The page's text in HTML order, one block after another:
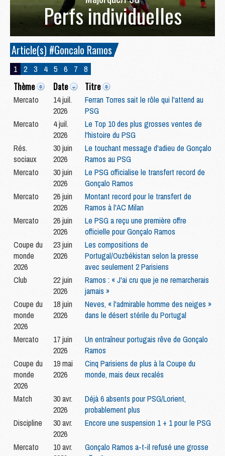
Perfs individuelles
Article(s) #Goncalo Ramos
1 2 3 4 5 6 7 8
Thème Date Titre
Mercato
14 juil.
2026
Ferran Torres sait le rôle qui l'attend au
PSG
Mercato
4 juil.
2026
Le Top 10 des plus grosses ventes de
l'histoire du PSG
Rés.
sociaux
30 juin
2026
Le touchant message d'adieu de Gonçalo
Ramos au PSG
Mercato
30 juin
2026
Le PSG officialise le transfert record de
Gonçalo Ramos
Mercato
26 juin
2026
Montant record pour le transfert de
Ramos à l'AC Milan
Mercato
26 juin
2026
Le PSG a reçu une première offre
officielle pour Gonçalo Ramos
Coupe du
monde
2026
23 juin
2026
Les compositions de
Portugal/Ouzbékistan selon la presse
avec seulement 2 Parisiens
Club
22 juin
2026
Ramos : « J'ai cru que je ne remarcherais
jamais »
Coupe du
monde
2026
18 juin
2026
Neves, « l'admirable homme des neiges »
dans le désert stérile du Portugal
Mercato
17 juin
2026
Un entraîneur portugais rêve de Gonçalo
Ramos
Coupe du
monde
2026
19 mai
2026
Cinq Parisiens de plus à la Coupe du
monde, mais deux recalés
Match
30 avr.
2026
Déjà 6 absents pour PSG/Lorient,
probablement plus
Discipline
30 avr.
2026
Encore une suspension 1 + 1 pour le PSG
Mercato
10 avr.
Gonçalo Ramos a-t-il refusé une grosse